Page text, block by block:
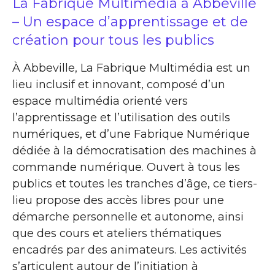
– Un espace d’apprentissage et de
création pour tous les publics
À Abbeville, La Fabrique Multimédia est un
lieu inclusif et innovant, composé d’un
espace multimédia orienté vers
l’apprentissage et l’utilisation des outils
numériques, et d’une Fabrique Numérique
dédiée à la démocratisation des machines à
commande numérique. Ouvert à tous les
publics et toutes les tranches d’âge, ce tiers-
lieu propose des accès libres pour une
démarche personnelle et autonome, ainsi
que des cours et ateliers thématiques
encadrés par des animateurs. Les activités
s’articulent autour de l’initiation à